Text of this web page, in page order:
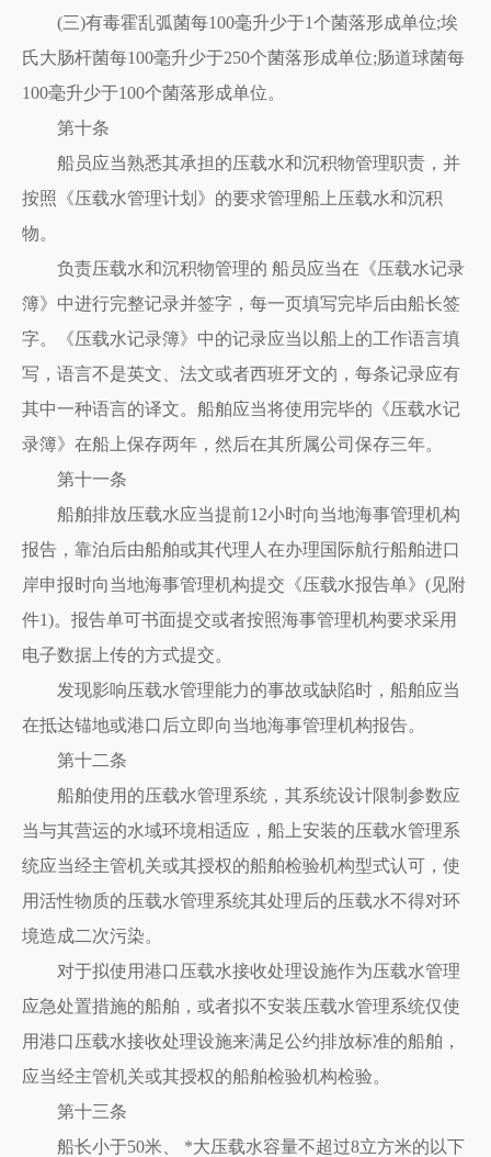
(三)有毒霍乱弧菌每100毫升少于1个菌落形成单位;埃
氏大肠杆菌每100毫升少于250个菌落形成单位;肠道球菌每
100毫升少于100个菌落形成单位。
第十条
船员应当熟悉其承担的压载水和沉积物管理职责，并
按照《压载水管理计划》的要求管理船上压载水和沉积
物。
负责压载水和沉积物管理的 船员应当在《压载水记录
簿》中进行完整记录并签字，每一页填写完毕后由船长签
字。《压载水记录簿》中的记录应当以船上的工作语言填
写，语言不是英文、法文或者西班牙文的，每条记录应有
其中一种语言的译文。船舶应当将使用完毕的《压载水记
录簿》在船上保存两年，然后在其所属公司保存三年。
第十一条
船舶排放压载水应当提前12小时向当地海事管理机构
报告，靠泊后由船舶或其代理人在办理国际航行船舶进口
岸申报时向当地海事管理机构提交《压载水报告单》(见附
件1)。报告单可书面提交或者按照海事管理机构要求采用
电子数据上传的方式提交。
发现影响压载水管理能力的事故或缺陷时，船舶应当
在抵达锚地或港口后立即向当地海事管理机构报告。
第十二条
船舶使用的压载水管理系统，其系统设计限制参数应
当与其营运的水域环境相适应，船上安装的压载水管理系
统应当经主管机关或其授权的船舶检验机构型式认可，使
用活性物质的压载水管理系统其处理后的压载水不得对环
境造成二次污染。
对于拟使用港口压载水接收处理设施作为压载水管理
应急处置措施的船舶，或者拟不安装压载水管理系统仅使
用港口压载水接收处理设施来满足公约排放标准的船舶，
应当经主管机关或其授权的船舶检验机构检验。
第十三条
船长小于50米、 *大压载水容量不超过8立方米的以下